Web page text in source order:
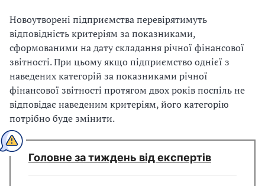
Новоутворені підприємства перевірятимуть
відповідність критеріям за показниками,
сформованими на дату складання річної фінансової
звітності. При цьому якщо підприємство однієї з
наведених категорій за показниками річної
фінансової звітності протягом двох років поспіль не
відповідає наведеним критеріям, його категорію
потрібно буде змінити.
Головне за тиждень від експертів